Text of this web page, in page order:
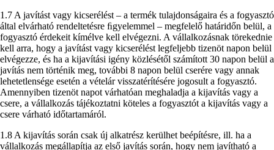
1.7 A javítást vagy kicserélést – a termék tulajdonságaira és a fogyasztó
által elvárható rendeltetésre ﬁgyelemmel – megfelelő határidőn belül, a
fogyasztó érdekeit kímélve kell elvégezni. A vállalkozásnak törekednie
kell arra, hogy a javítást vagy kicserélést legfeljebb tizenöt napon belül
elvégezze, és ha a kijavítási igény közlésétől számított 30 napon belül a
javítás nem történik meg, további 8 napon belül cserére vagy annak
lehetetlensége esetén a vételár visszatérítésére jogosult a fogyasztó.
Amennyiben tizenöt napot várhatóan meghaladja a kijavítás vagy a
csere, a vállalkozás tájékoztatni köteles a fogyasztót a kijavítás vagy a
csere várható időtartamáról.
1.8 A kijavítás során csak új alkatrész kerülhet beépítésre, ill. ha a
vállalkozás megállapítja az első javítás során, hogy nem javítható a